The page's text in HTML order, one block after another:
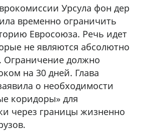
Урсула фон дер
временно ограничить
Евросоюза. Речь идет
не являются абсолютно
должно
на 30 дней. Глава
о необходимости
коридоры» для
через границы жизненно